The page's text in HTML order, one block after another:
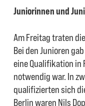
Juniorinnen und
Am Freitag traten
Bei den Junioren
eine Qualifikation in
notwendig war. In
qualifizierten sich
Berlin waren Nils